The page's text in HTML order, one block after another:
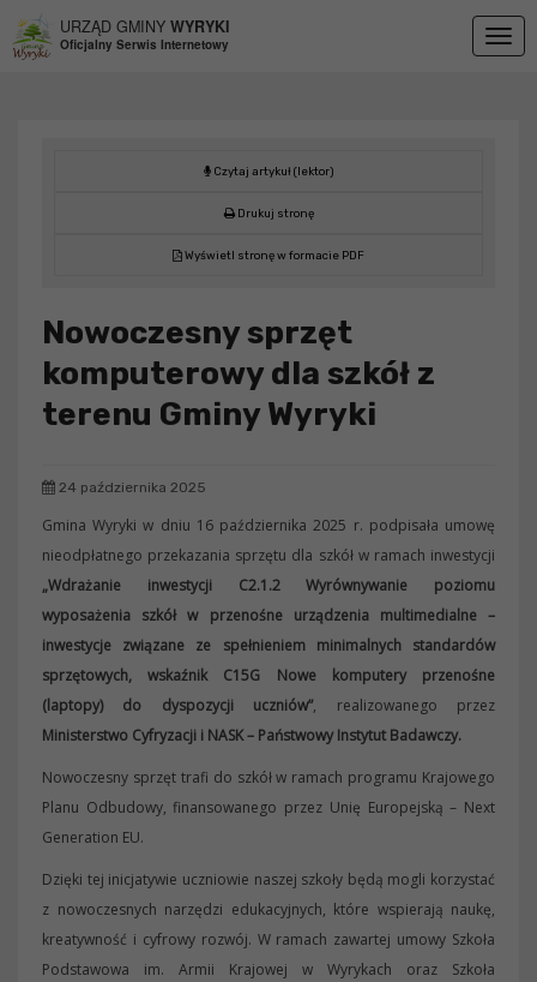
URZĄD GMINY WYRYKI
Oficjalny Serwis Internetowy
Czytaj artykuł (lektor)
Drukuj stronę
Wyświetl stronę w formacie PDF
Nowoczesny sprzęt
komputerowy dla szkół z
terenu Gminy Wyryki
24 października 2025
Gmina Wyryki w dniu 16 października 2025 r. podpisała umowę
nieodpłatnego przekazania sprzętu dla szkół w ramach inwestycji
„Wdrażanie inwestycji C2.1.2 Wyrównywanie poziomu
wyposażenia szkół w przenośne urządzenia multimedialne –
inwestycje związane ze spełnieniem minimalnych standardów
sprzętowych, wskaźnik C15G Nowe komputery przenośne
(laptopy) do dyspozycji uczniów”, realizowanego przez
Ministerstwo Cyfryzacji i NASK – Państwowy Instytut Badawczy.
Nowoczesny sprzęt trafi do szkół w ramach programu Krajowego
Planu Odbudowy, finansowanego przez Unię Europejską – Next
Generation EU.
Dzięki tej inicjatywie uczniowie naszej szkoły będą mogli korzystać
z nowoczesnych narzędzi edukacyjnych, które wspierają naukę,
kreatywność i cyfrowy rozwój. W ramach zawartej umowy Szkoła
Podstawowa im. Armii Krajowej w Wyrykach oraz Szkoła